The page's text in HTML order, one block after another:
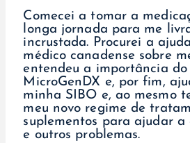
Comecei a tomar a
longa jornada para me
incrustada. Procurei a
médico canadense sobre
entendeu a importância do
MicroGenDX e, por fim,
minha SIBO e, ao mesmo
meu novo regime de
suplementos para ajudar
e outros problemas.